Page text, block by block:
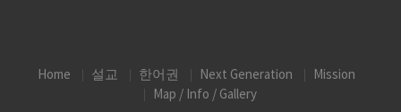
Home 설교 한어권 Next Generation
Mission
Map / Info / Gallery